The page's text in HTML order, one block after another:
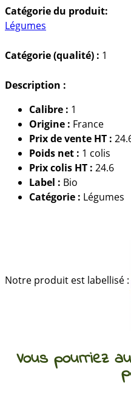
Catégorie du produit:
Légumes
Catégorie (qualité) : 1
Description :
Calibre : 1
Origine : France
Prix de vente HT :
Poids net : 1 colis
Prix colis HT : 24.6
Label : Bio
Catégorie : Légumes
Notre produit est labellisé :
Vous pourriez